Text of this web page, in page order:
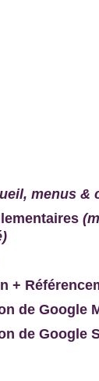
menus &
+
de Google
de Google